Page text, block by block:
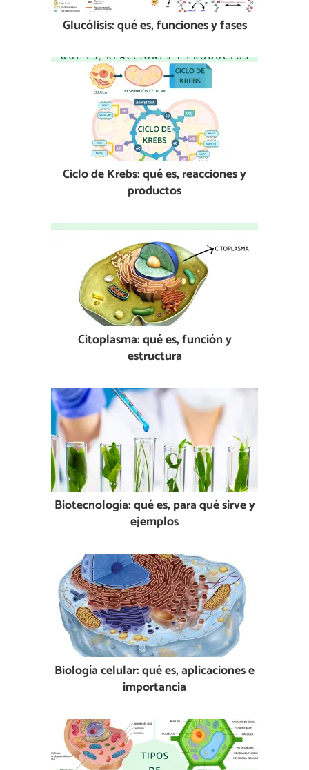
Glucólisis: qué es, funciones y fases
Ciclo de Krebs: qué es, reacciones y
productos
Citoplasma: qué es, función y
estructura
Biotecnología: qué es, para qué sirve y
ejemplos
Biología celular: qué es, aplicaciones e
importancia